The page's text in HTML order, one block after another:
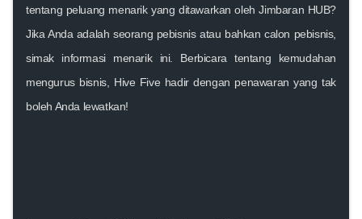
tentang peluang menarik yang ditawarkan oleh Jimbaran HUB?
Jika Anda adalah seorang pebisnis atau bahkan calon pebisnis,
simak informasi menarik ini. Berbicara tentang kemudahan
mengurus bisnis, Hive Five hadir dengan penawaran yang tak
boleh Anda lewatkan!